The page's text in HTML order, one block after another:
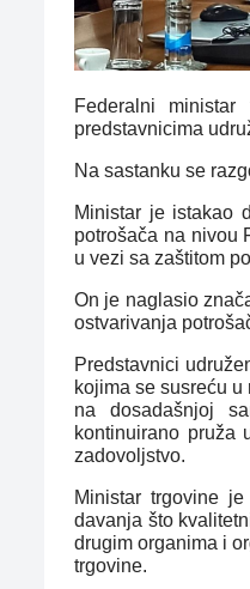
Federalni
predstavnicima
Na sastanku se
Ministar je istakao
potrošača na nivou
u vezi sa zaštitom
On je naglasio
ostvarivanja
Predstavnici
kojima se susreću
na dosadašnjoj
kontinuirano pruža
zadovoljstvo.
Ministar trgovine
davanja što
drugim organima i
trgovine.